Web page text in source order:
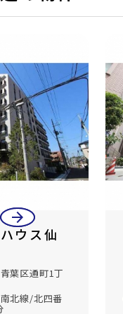
arrow_back
arrow_forward
立町
西線/大町西
成